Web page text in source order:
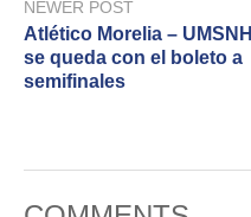
NEWER POST
Atlético Morelia – UMSNH
se queda con el boleto a
semifinales